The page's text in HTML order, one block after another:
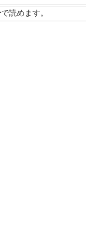
で読めます。